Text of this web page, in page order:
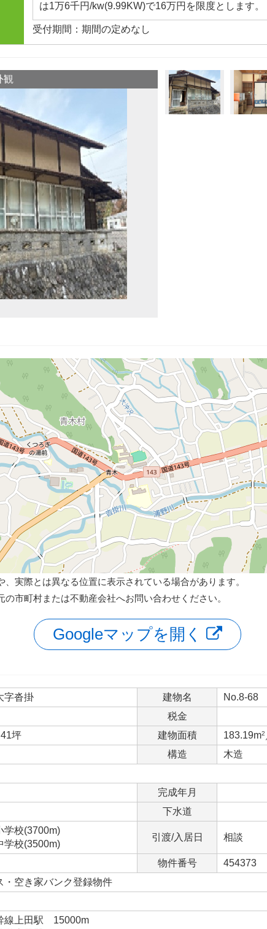
入、外構工事など
は1万6千円/kw(9.99KW)で16万円を限度とします。
受付期間：期間の定めなし
観
実際とは異なる位置に表示されている場合があります。
市町村または不動産会社へお問い合わせください。
Googleマップを開く
字沓掛 建物名
No.8-68
税金
坪
建物面積 183.19m2
構造
木造
完成年月
下水道
学校(3700m)
学校(3500m)
引渡/入居日 相談
物件番号
454373
・空き家バンク登録物件
線上田駅 15000m